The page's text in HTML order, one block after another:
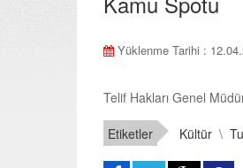
Yüklenme Tarihi :
Telif Hakları Genel
Etiketler Kültür \